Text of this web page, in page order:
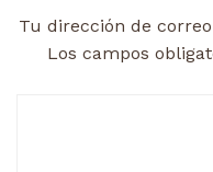
Tu dirección de
Los campos